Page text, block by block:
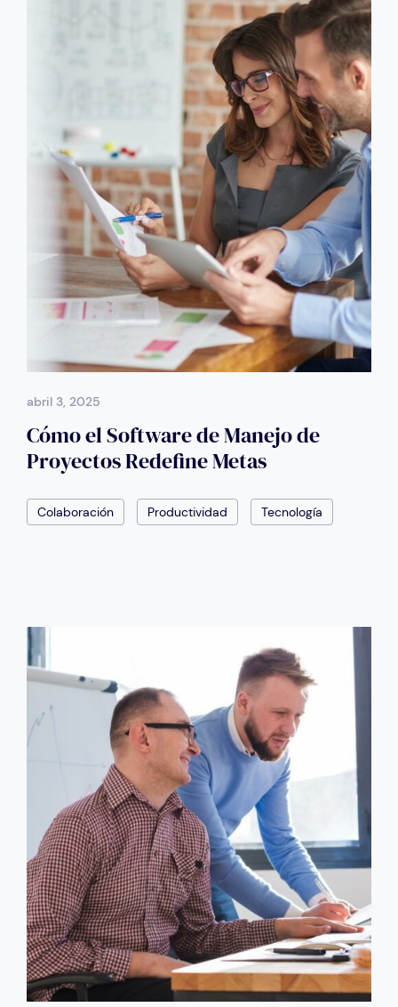
abril 3, 2025
Cómo el Software de Manejo de
Proyectos Redefine Metas
Colaboración Productividad Tecnología